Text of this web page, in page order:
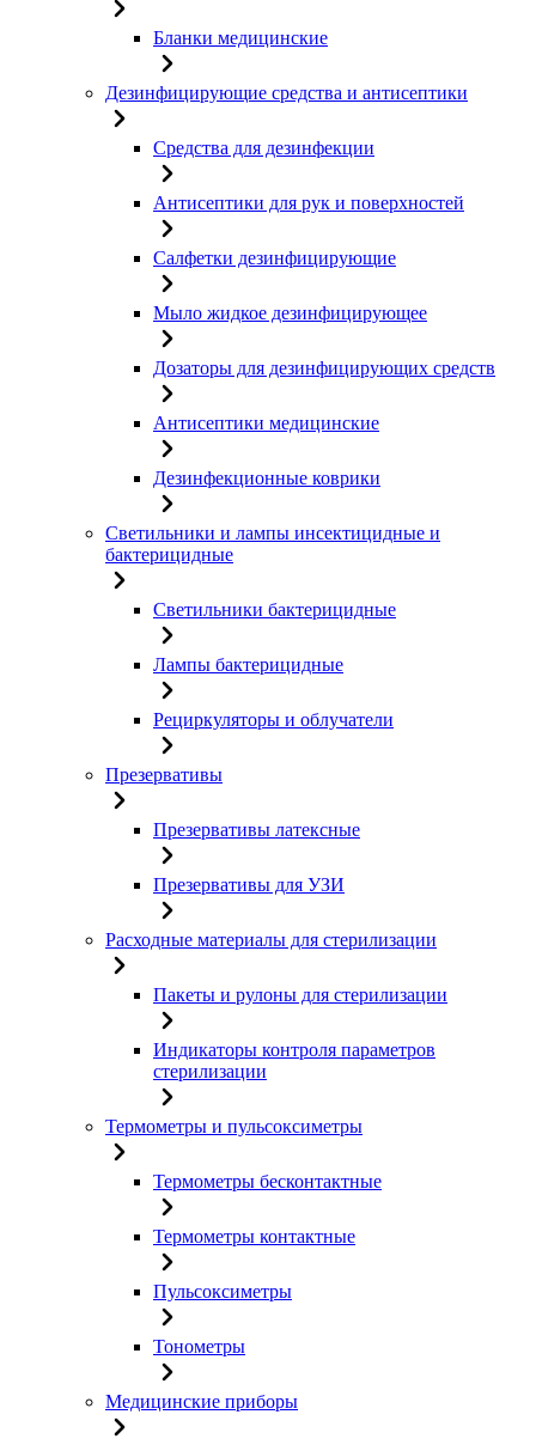
Бланки медицинские
Дезинфицирующие средства и антисептики
Средства для дезинфекции
Антисептики для рук и поверхностей
Салфетки дезинфицирующие
Мыло жидкое дезинфицирующее
Дозаторы для дезинфицирующих средств
Антисептики медицинские
Дезинфекционные коврики
Светильники и лампы инсектицидные и
бактерицидные
Светильники бактерицидные
Лампы бактерицидные
Рециркуляторы и облучатели
Презервативы
Презервативы латексные
Презервативы для УЗИ
Расходные материалы для стерилизации
Пакеты и рулоны для стерилизации
Индикаторы контроля параметров
стерилизации
Термометры и пульсоксиметры
Термометры бесконтактные
Термометры контактные
Пульсоксиметры
Тонометры
Медицинские приборы